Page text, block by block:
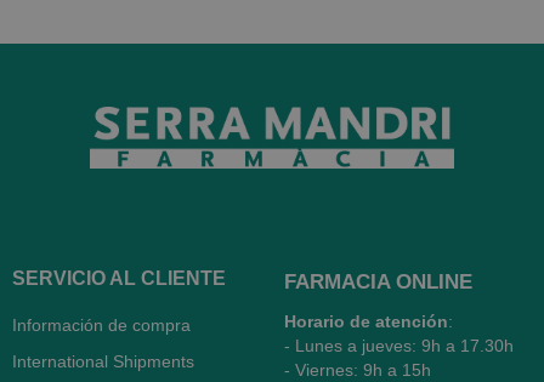
SERVICIO AL CLIENTE
Información de compra
International Shipments
FARMACIA ONLINE
Horario de atención:
- Lunes a jueves: 9h a 17.30h
- Viernes: 9h a 15h